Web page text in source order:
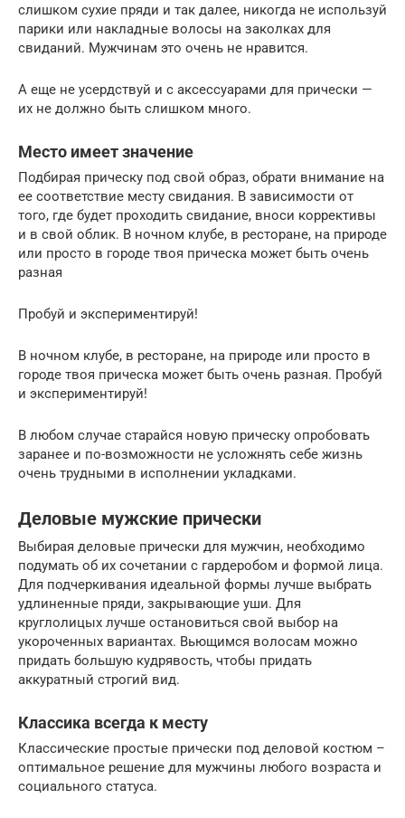
слишком сухие пряди и так далее, никогда не используй
парики или накладные волосы на заколках для
свиданий. Мужчинам это очень не нравится.
А еще не усердствуй и с аксессуарами для прически —
их не должно быть слишком много.
Место имеет значение
Подбирая прическу под свой образ, обрати внимание на
ее соответствие месту свидания. В зависимости от
того, где будет проходить свидание, вноси коррективы
и в свой облик. В ночном клубе, в ресторане, на природе
или просто в городе твоя прическа может быть очень
разная
Пробуй и экспериментируй!
В ночном клубе, в ресторане, на природе или просто в
городе твоя прическа может быть очень разная. Пробуй
и экспериментируй!
В любом случае старайся новую прическу опробовать
заранее и по-возможности не усложнять себе жизнь
очень трудными в исполнении укладками.
Деловые мужские прически
Выбирая деловые прически для мужчин, необходимо
подумать об их сочетании с гардеробом и формой лица.
Для подчеркивания идеальной формы лучше выбрать
удлиненные пряди, закрывающие уши. Для
круглолицых лучше остановиться свой выбор на
укороченных вариантах. Вьющимся волосам можно
придать большую кудрявость, чтобы придать
аккуратный строгий вид.
Классика всегда к месту
Классические простые прически под деловой костюм –
оптимальное решение для мужчины любого возраста и
социального статуса.